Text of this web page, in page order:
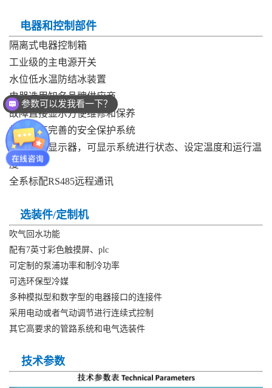
电器和控制部件
隔离式电器控制箱
工业级的主电源开关
水位低水温防结冰装置
电器选用知名品牌供应商
故障直接显示方便维修和保养
机组具有完善的安全保护系统
易读取的显示器，可显示系统进行状态、设定温度和运行温
度
全系标配RS485远程通讯
选装件/定制机
吹气回水功能
配有7英寸彩色触摸屏、plc
可定制的泵浦功率和制冷功率
可选环保型冷媒
多种模拟型和数字型的电器接口的连接件
采用电动或者气动调节进行连续式控制
其它高要求的管路系统和电气选装件
技术参数
参数可以发我看一下？